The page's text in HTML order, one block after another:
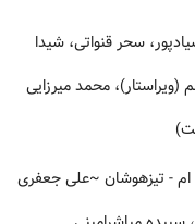
سحر قنواتی، شیدا
محمد میرزایی
~علی جعفری